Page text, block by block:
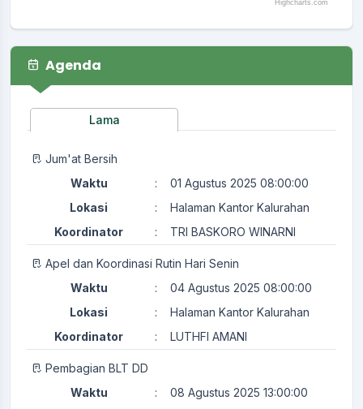
Highcharts.com
Agenda
Lama
Jum'at Bersih
Waktu
:
01 Agustus 2025 08:00:00
Lokasi
:
Halaman Kantor Kalurahan
Koordinator
: TRI BASKORO WINARNI
Apel dan Koordinasi Rutin Hari Senin
Waktu
:
04 Agustus 2025 08:00:00
Lokasi
:
Halaman Kantor Kalurahan
Koordinator
: LUTHFI AMANI
Pembagian BLT DD
Waktu
:
08 Agustus 2025 13:00:00